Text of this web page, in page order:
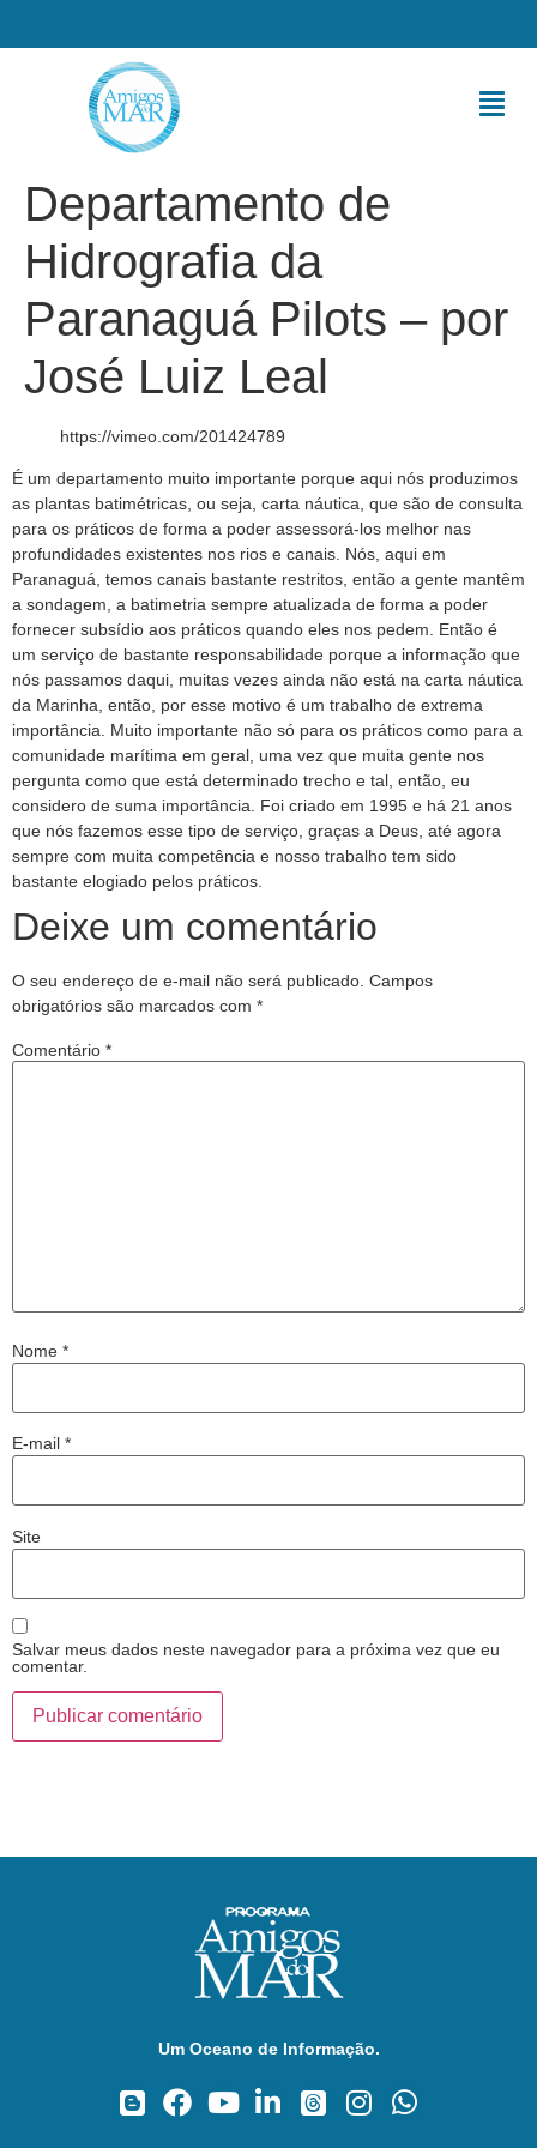
Departamento de
Hidrografia da
Paranaguá Pilots – por
José Luiz Leal
https://vimeo.com/201424789
É um departamento muito importante porque aqui nós produzimos
as plantas batimétricas, ou seja, carta náutica, que são de consulta
para os práticos de forma a poder assessorá-los melhor nas
profundidades existentes nos rios e canais. Nós, aqui em
Paranaguá, temos canais bastante restritos, então a gente mantêm
a sondagem, a batimetria sempre atualizada de forma a poder
fornecer subsídio aos práticos quando eles nos pedem. Então é
um serviço de bastante responsabilidade porque a informação que
nós passamos daqui, muitas vezes ainda não está na carta náutica
da Marinha, então, por esse motivo é um trabalho de extrema
importância. Muito importante não só para os práticos como para a
comunidade marítima em geral, uma vez que muita gente nos
pergunta como que está determinado trecho e tal, então, eu
considero de suma importância. Foi criado em 1995 e há 21 anos
que nós fazemos esse tipo de serviço, graças a Deus, até agora
sempre com muita competência e nosso trabalho tem sido
bastante elogiado pelos práticos.
Deixe um comentário
O seu endereço de e-mail não será publicado. Campos
obrigatórios são marcados com *
Comentário *
Nome *
E-mail *
Site
Salvar meus dados neste navegador para a próxima vez que eu
comentar.
Um Oceano de Informação.